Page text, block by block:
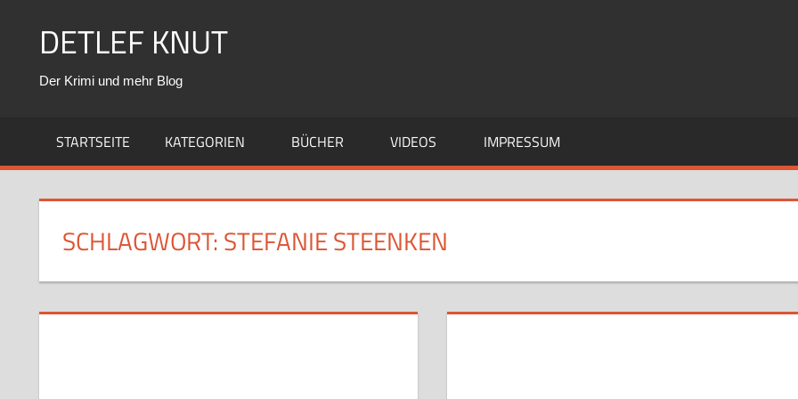
DETLEF KNUT
Der Krimi und mehr Blog
STARTSEITE KATEGORIEN BÜCHER VIDEOS IMPRESSUM
SCHLAGWORT:STEFANIE STEENKEN